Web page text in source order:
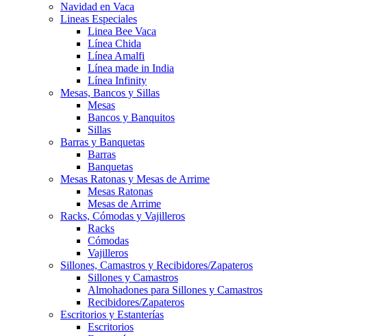
Navidad en Vaca
Lineas Especiales
Linea Bee Vaca
Línea Chida
Línea Amalfi
Línea made in India
Línea Infinity
Mesas, Bancos y Sillas
Mesas
Bancos y Banquitos
Sillas
Barras y Banquetas
Barras
Banquetas
Mesas Ratonas y Mesas de Arrime
Mesas Ratonas
Mesas de Arrime
Racks, Cómodas y Vajilleros
Racks
Cómodas
Vajilleros
Sillones, Camastros y Recibidores/Zapateros
Sillones y Camastros
Almohadones para Sillones y Camastros
Recibidores/Zapateros
Escritorios y Estanterías
Escritorios